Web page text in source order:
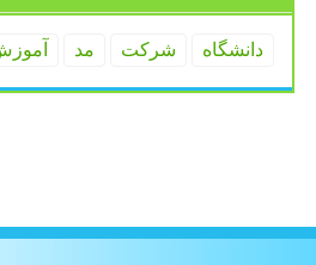
دانشگاه شركت مد